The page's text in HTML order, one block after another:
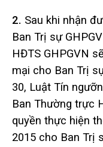
2. Sau khi nhận
Ban Trị sự
HĐTS GHPGVN
mại cho Ban Trị
30, Luật Tín
Ban Thường trực
quyền thực hiện
2015 cho Ban Trị